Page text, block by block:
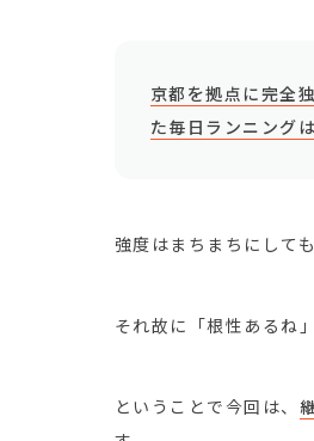
京都を拠点に完全
た毎日ランニング
強度はまちまちにして
それ故に「根性あるね
ということで今回は、